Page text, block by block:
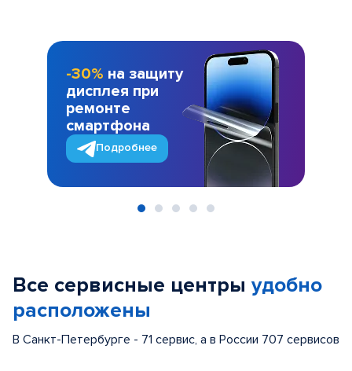
-30% на защиту
дисплея при
ремонте
смартфона
Подробнее
Все сервисные центры удобно
расположены
В Санкт-Петербурге - 71 сервис, а в России 707 сервисов